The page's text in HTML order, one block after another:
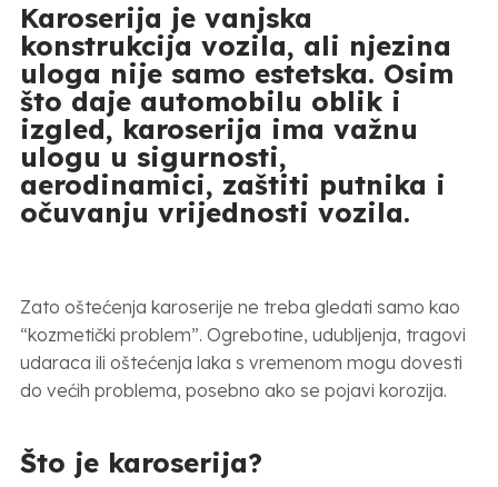
Karoserija je vanjska
konstrukcija vozila, ali njezina
uloga nije samo estetska. Osim
što daje automobilu oblik i
izgled, karoserija ima važnu
ulogu u sigurnosti,
aerodinamici, zaštiti putnika i
očuvanju vrijednosti vozila.
Zato oštećenja karoserije ne treba gledati samo kao
“kozmetički problem”. Ogrebotine, udubljenja, tragovi
udaraca ili oštećenja laka s vremenom mogu dovesti
do većih problema, posebno ako se pojavi korozija.
Što je karoserija?